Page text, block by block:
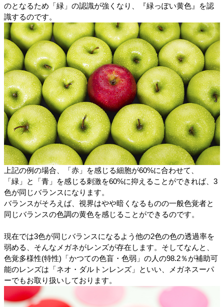
のとなるため「緑」の認識が強くなり、『緑っぽい黄色』を認
識するのです。
上記の例の場合、「赤」を感じる細胞が60%に合わせて、
「緑」と「青」を感じる刺激を60%に抑えることができれば、3
色が同じバランスになります。
バランスがそろえば、視界はやや暗くなるものの一般色覚者と
同じバランスの色調の黄色を感じることができるのです。
現在では3色が同じバランスになるよう他の2色の色の透過率を
弱める、そんなメガネがレンズが存在します。そしてなんと、
色覚多様性(特性)「かつての色盲・色弱」の人の98.2％が補助可
能のレンズは「ネオ・ダルトンレンズ」といい、メガネスーパ
ーでもお取り扱いしております。